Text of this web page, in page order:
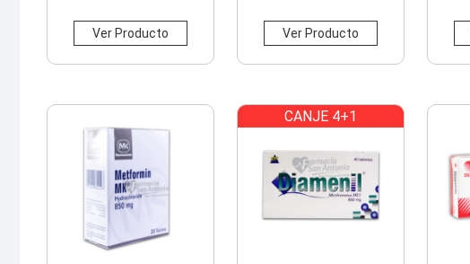
Ver Producto Ver Producto
CANJE 4+1